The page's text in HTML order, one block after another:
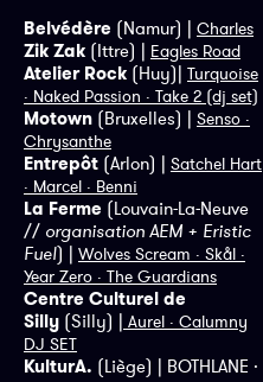
Belvédère (Namur) | Charles
Zik Zak (Ittre) | Eagles Road
Atelier Rock (Huy)| Turquoise
· Naked Passion · Take 2 (dj set)
Motown (Bruxelles) | Senso ·
Chrysanthe
Entrepôt (Arlon) | Satchel Hart
· Marcel · Benni
La Ferme (Louvain-La-Neuve
// organisation AEM + Eristic
Fuel) | Wolves Scream · Skål ·
Year Zero · The Guardians
Centre Culturel de
Silly (Silly) | Aurel · Calumny
DJ SET
KulturA. (Liège) | BOTHLANE ·